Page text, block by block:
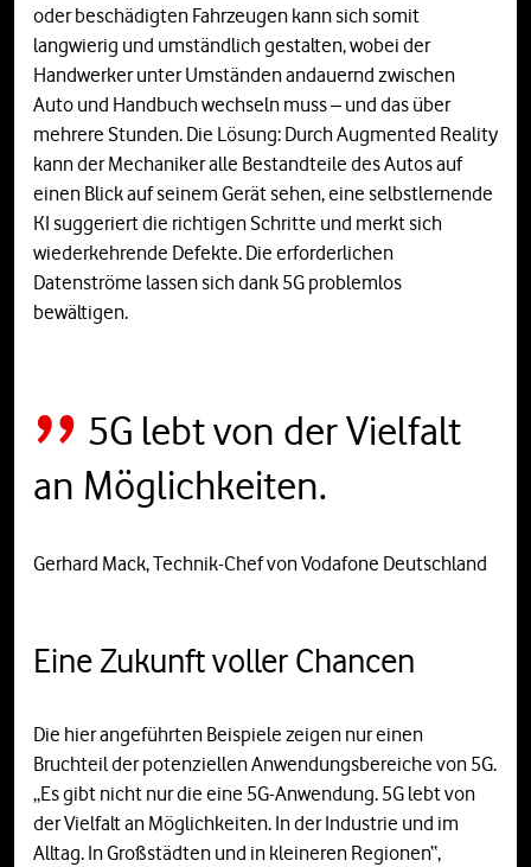
oder beschädigten Fahrzeugen kann sich somit
langwierig und umständlich gestalten, wobei der
Handwerker unter Umständen andauernd zwischen
Auto und Handbuch wechseln muss – und das über
mehrere Stunden. Die Lösung: Durch Augmented Reality
kann der Mechaniker alle Bestandteile des Autos auf
einen Blick auf seinem Gerät sehen, eine selbstlernende
KI suggeriert die richtigen Schritte und merkt sich
wiederkehrende Defekte. Die erforderlichen
Datenströme lassen sich dank 5G problemlos
bewältigen.
5G lebt von der Vielfalt
an Möglichkeiten.
Gerhard Mack, Technik-Chef von Vodafone Deutschland
Eine Zukunft voller Chancen
Die hier angeführten Beispiele zeigen nur einen
Bruchteil der potenziellen Anwendungsbereiche von 5G.
„Es gibt nicht nur die eine 5G-Anwendung. 5G lebt von
der Vielfalt an Möglichkeiten. In der Industrie und im
Alltag. In Großstädten und in kleineren Regionen“,